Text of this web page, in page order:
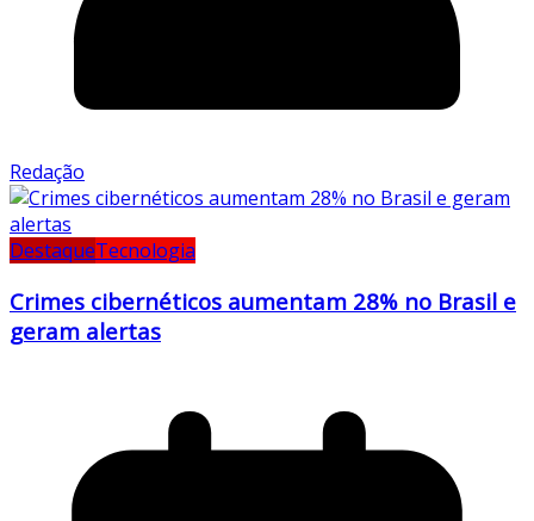
Redação
DestaqueTecnologia
Crimes cibernéticos aumentam 28% no Brasil e
geram alertas